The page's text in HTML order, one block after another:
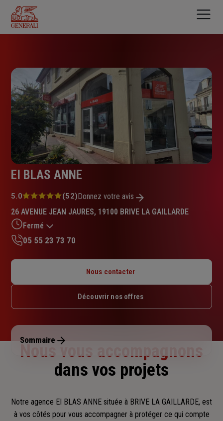
contenu
principal
EI BLAS ANNE
Note
5.0
sur
5
étoiles
5.0 (52)Donnez votre avis
26 AVENUE JEAN JAURES, 19100 BRIVE LA GAILLARDE
Fermé
Mardi : 09h – 12h / 14h – 18h
Jeudi : 09h – 12h / 14h – 18h
Dimanche : Fermé
05 55 23 73 70
Nous contacter
Découvrir nos offres
Sommaire
Nous vous accompagnons
dans vos projets
Notre agence EI BLAS ANNE située à BRIVE LA GAILLARDE, est
à vos côtés pour vous accompagner à protéger ce qui compte